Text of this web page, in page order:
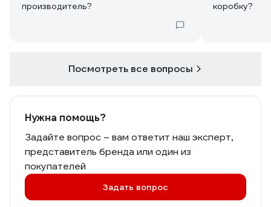
производитель?
коробку?
Посмотреть все вопросы
Нужна помощь?
Задайте вопрос – вам ответит наш эксперт,
представитель бренда или один из
покупателей
Задать вопрос